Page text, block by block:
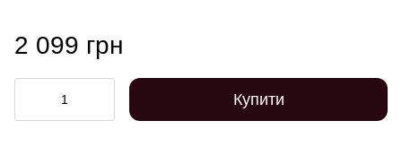
2 099 грн
Купити